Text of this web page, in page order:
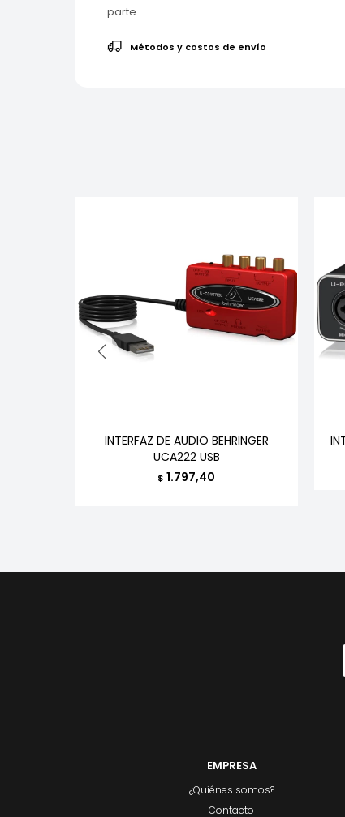
parte.
Métodos y costos de envío
INTERFAZ DE AUDIO BEHRINGER
UCA222 USB
$ 1.797,40
EMPRESA
¿Quiénes somos?
Contacto